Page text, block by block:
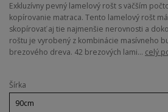
Exkluzívny pevný lamelový rošt s väčším
kopírovanie matraca. Tento lamelový rošt
skopírovať aj tie najmenšie nerovnosti a
roštu je vyrobený z kombinácie masívneho
brezového dreva. 42 brezových lami... celý
Šírka